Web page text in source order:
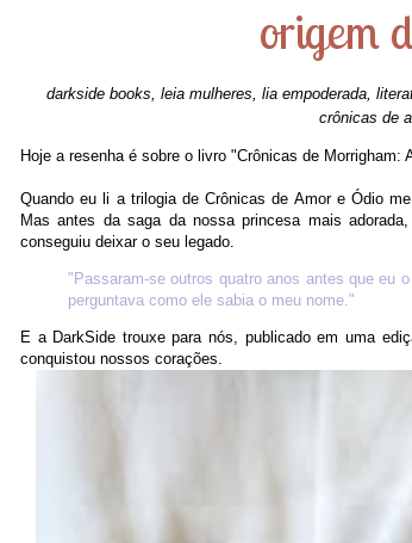
origem
darkside books, leia mulheres, lia empoderada,
crônicas de
Hoje a resenha é sobre o livro "Crônicas de Morrigham:
Quando eu li a trilogia de Crônicas de Amor e Ódio
Mas antes da saga da nossa princesa mais
conseguiu deixar o seu legado.
"Passaram-se outros quatro anos antes que eu
perguntava como ele sabia o meu nome."
E a DarkSide trouxe para nós, publicado em uma
conquistou nossos corações.